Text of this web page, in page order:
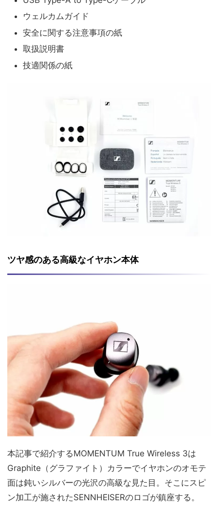
ウェルカムガイド
安全に関する注意事項の紙
取扱説明書
技適関係の紙
ツヤ感のある高級なイヤホン本体
本記事で紹介するMOMENTUM True Wireless 3は
Graphite（グラファイト）カラーでイヤホンのオモテ
面は鈍いシルバーの光沢の高級な見た目。そこにスピ
ン加工が施されたSENNHEISERのロゴが鎮座する。